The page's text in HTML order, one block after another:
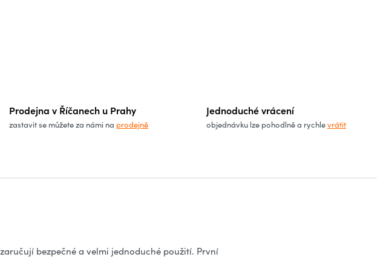
Prodejna v Říčanech u Prahy
zastavit se můžete za námi na prodejně
Jednoduché vrácení
objednávku lze pohodlně a rychlevrátit
bezpečné a velmi jednoduché použití. První